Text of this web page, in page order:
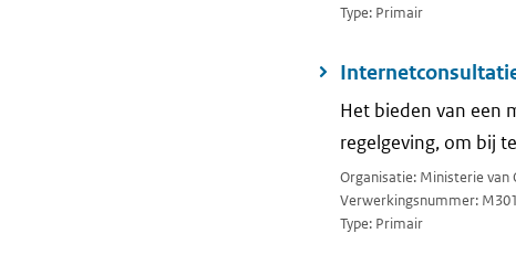
Type: Primair
Het bieden van een
regelgeving, om bij
Organisatie: Ministerie van
Verwerkingsnummer:
Type: Primair